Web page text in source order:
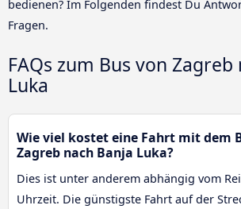
bedienen? Im Folgenden findest Du
Fragen.
FAQs zum Bus von Zagreb
Luka
Wie viel kostet eine Fahrt mit dem
Zagreb nach Banja Luka?
Dies ist unter anderem abhängig vom
Uhrzeit. Die günstigste Fahrt auf der